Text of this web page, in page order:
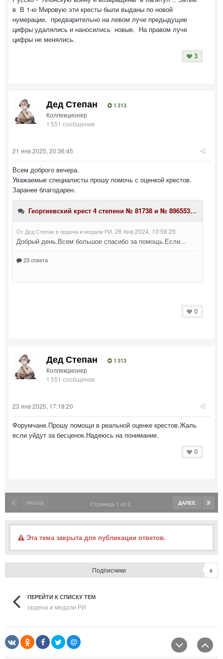
в В 1-ю Мировую эти кресты были выданы по новой
нумерации, предварительно на левом луче предыдущие
цифры удалялись и наносились новые. На правом луче
цифры не менялись.
3
Дед Степан 1 313
Коллекционер
1 551 сообщение
21 янв 2025, 20:36:45
Всем доброго вечера.
Уважаемые специалисты прошу помочь с оценкой крестов.
Заранее благодарен.
0
Дед Степан 1 313
Коллекционер
1 551 сообщение
23 янв 2025, 17:18:20
Форумчане.Прошу помощи в реальной оценке крестов.Жаль
если уйдут за бесценок.Надеюсь на понимание.
0
НАЗАД ДАЛЕЕ
Страница 1 из 2
Эта тема закрыта для публикации ответов.
Подписчики 6
ПЕРЕЙТИ К СПИСКУ ТЕМ
ордена и медали РИ